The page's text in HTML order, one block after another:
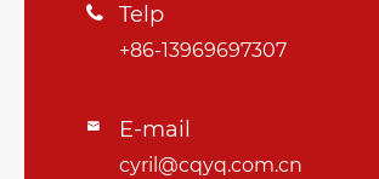
 Telp
+86-13969697307
 E-mail
cyril@cqyq.com.cn